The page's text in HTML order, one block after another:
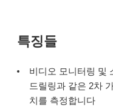
특징들
비디오 모니터링 및
드릴링과 같은 2차
치를 측정합니다